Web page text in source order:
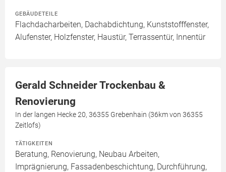
GEBÄUDETEILE
Flachdacharbeiten, Dachabdichtung, Kunststofffenster,
Alufenster, Holzfenster, Haustür, Terrassentür, Innentür
Gerald Schneider Trockenbau &
Renovierung
In der langen Hecke 20, 36355 Grebenhain (36km von 36355
Zeitlofs)
TÄTIGKEITEN
Beratung, Renovierung, Neubau Arbeiten,
Imprägnierung, Fassadenbeschichtung, Durchführung,